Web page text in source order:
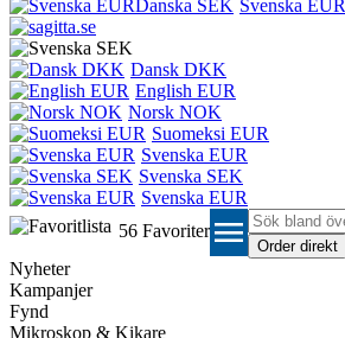
Svenska EUR
Dansk DKK
English EUR
Norsk NOK
Suomeksi EUR
Svenska EUR
Svenska SEK
Svenska EUR
56 Favoriter menu
Nyheter
Kampanjer
Fynd
Mikroskop & Kikare